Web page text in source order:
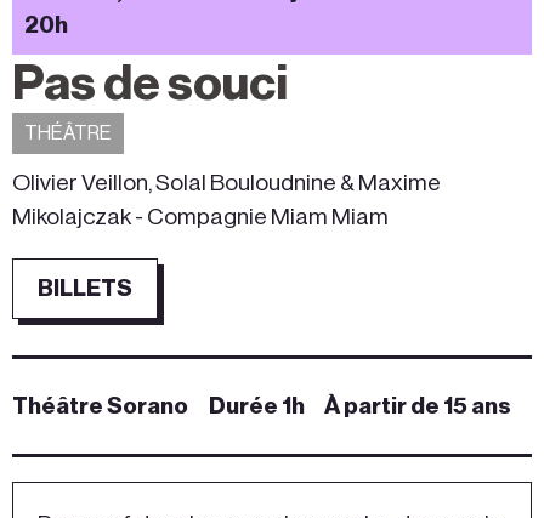
20h
Pas de souci
THÉÂTRE
Olivier Veillon, Solal Bouloudnine & Maxime
Mikolajczak - Compagnie Miam Miam
BILLETS
Théâtre Sorano Durée 1h À partir de 15 ans